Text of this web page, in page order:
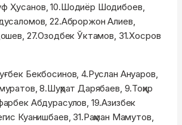
Ҳусанов, 10.Шодиёр Шодибоев,
22.Аброржон Алиев,
27.Озодбек Ўктамов, 31.Хосров
Бекбосинов, 4.Руслан Ануаров,
8.Шуҳрат Дарябаев, 9.Тоҳир
Абдурасулов, 19.Азизбек
Куанишбаев, 31.Раҳман Мамутов,